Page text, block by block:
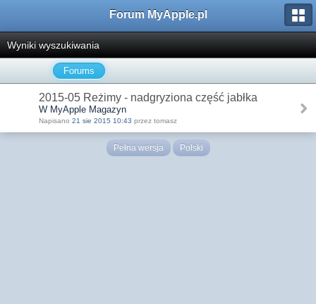
Forum MyApple.pl
Wyniki wyszukiwania
Forums
2015-05 Reżimy - nadgryziona część jabłka
W MyApple Magazyn
Napisano 21 sie 2015 10:43 przez tomasz
Pełna wersja Polski